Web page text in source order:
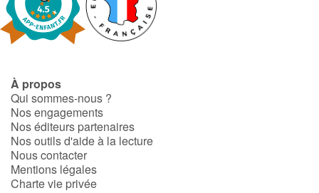
À propos
Qui sommes-nous ?
Nos engagements
Nos éditeurs partenaires
Nos outils d'aide à la lecture
Nous contacter
Mentions légales
Charte vie privée